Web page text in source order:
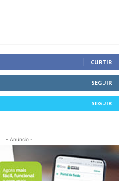
CURTIR
SEGUIR
SEGUIR
- Anúncio -